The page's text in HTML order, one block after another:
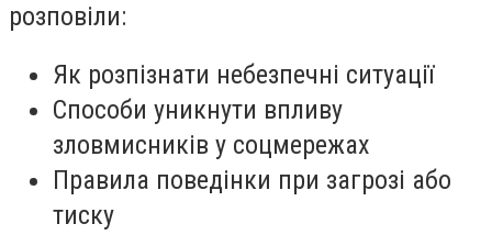
розповіли:
Як розпізнати небезпечні ситуації
Способи уникнути впливу
зловмисників у соцмережах
Правила поведінки при загрозі або
тиску